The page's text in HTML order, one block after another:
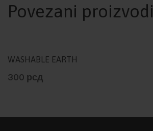
Povezani proizvodi
WASHABLE EARTH
300 рсд